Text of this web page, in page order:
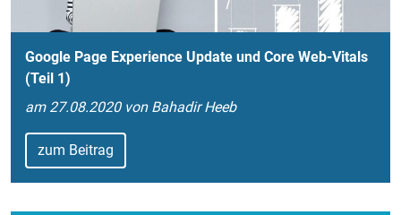
Google Page Experience Update und Core Web-Vitals
(Teil 1)
am 27.08.2020 von Bahadir Heeb
zum Beitrag